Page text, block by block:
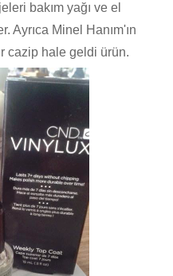
bakım yağı ve el
Ayrıca Minel Hanım'ın
cazip hale geldi ürün.